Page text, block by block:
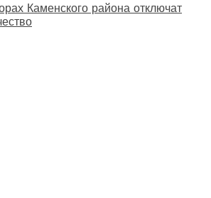
Каменского района отключат